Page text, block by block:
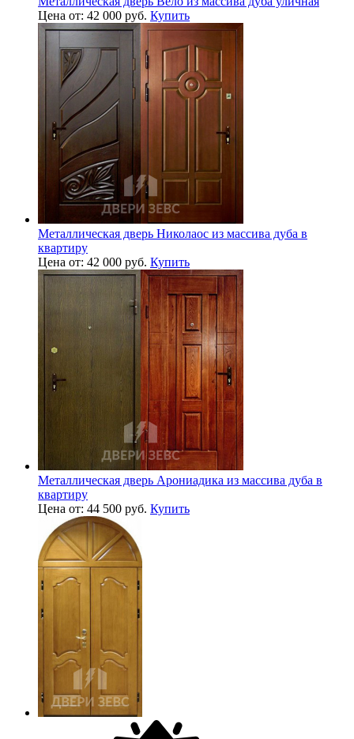
Цена от: 42 000 руб. Купить
Металлическая дверь Николаос из массива дуба в
квартиру
Цена от: 42 000 руб. Купить
Металлическая дверь Арониадика из массива дуба в
квартиру
Цена от: 44 500 руб. Купить